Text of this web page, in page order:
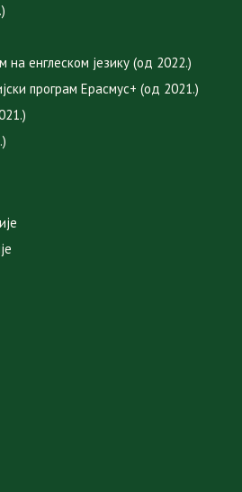
на енглеском језику (од 2022.)
програм Ерасмус+ (од 2021.)